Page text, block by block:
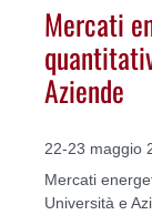
Mercati
Aziende
22-23 maggio
Mercati
Università e